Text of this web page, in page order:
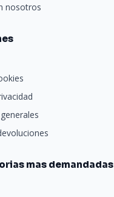
nosotros
mas demandadas